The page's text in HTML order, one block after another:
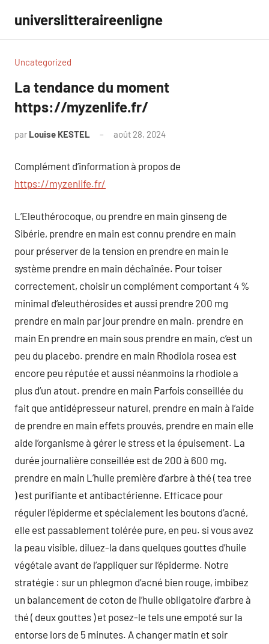
contenu
universlitteraireenligne
Uncategorized
La tendance du moment
https://myzenlife.fr/
par Louise KESTEL août 28, 2024
Complément d’information à propos de
https://myzenlife.fr/
L’Eleuthérocoque, ou prendre en main ginseng de
Sibérie, prendre en main est connu prendre en main
pour préserver de la tension en prendre en main le
système prendre en main déchaînée. Pour toiser
correctement, choisir un complément comportant 4 %
minimal d’eleuthérosides et aussi prendre 200 mg
prendre en main par jour prendre en main. prendre en
main En prendre en main sous prendre en main, c’est un
peu du placebo. prendre en main Rhodiola rosea est
encore peu réputée et aussi néanmoins la rhodiole a
plus d’un atout. prendre en main Parfois conseillée du
fait que antidépresseur naturel, prendre en main à l’aide
de prendre en main effets prouvés, prendre en main elle
aide l’organisme à gérer le stress et la épuisement. La
durée journalière conseillée est de 200 à 600 mg.
prendre en main L’huile première d’arbre à thé ( tea tree
) est purifiante et antibactérienne. Efficace pour
réguler l’épiderme et spécialement les boutons d’acné,
elle est passablement tolérée pure, en peu. si vous avez
la peau visible, diluez-la dans quelques gouttes d’huile
végétale avant de l’appliquer sur l’épiderme. Notre
stratégie : sur un phlegmon d’acné bien rouge, imbibez
un balancement de coton de l’huile obligatoire d’arbre à
thé ( deux gouttes ) et posez-le tels une empoté sur la
entorse lors de 5 minutes. A changer matin et soir